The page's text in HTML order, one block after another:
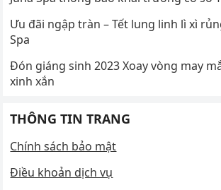
Ưu đãi ngập tràn – Tết lung linh lì xì
Spa
Đón giáng sinh 2023 Xoay vòng may
xinh xắn
THÔNG TIN TRANG
Chính sách bảo mật
Điều khoản dịch vụ